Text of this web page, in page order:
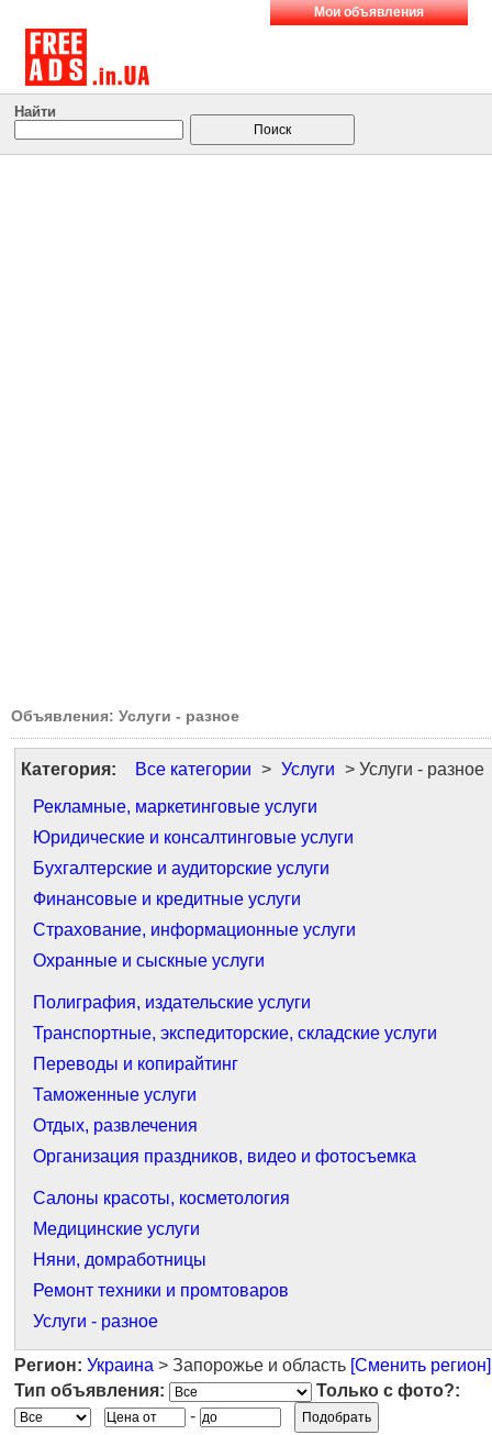
Мои объявления
Найти
Объявления: Услуги - разное
Категория: Все категории > Услуги > Услуги - разное
Рекламные, маркетинговые услуги
Юридические и консалтинговые услуги
Бухгалтерские и аудиторские услуги
Финансовые и кредитные услуги
Страхование, информационные услуги
Охранные и сыскные услуги
Полиграфия, издательские услуги
Транспортные, экспедиторские, складские услуги
Переводы и копирайтинг
Таможенные услуги
Отдых, развлечения
Организация праздников, видео и фотосъемка
Салоны красоты, косметология
Медицинские услуги
Няни, домработницы
Ремонт техники и промтоваров
Услуги - разное
Регион: Украина > Запорожье и область [Сменить регион]
Тип объявления:
Только с фото?:
-